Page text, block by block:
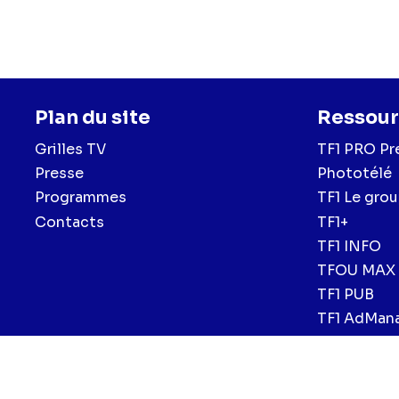
Plan du site
Grilles TV
Presse
Programmes
Contacts
TF1 PRO
Phototélé
TF1 Le
TF1+
TF1 INFO
TFOU MAX
TF1 PUB
TF1